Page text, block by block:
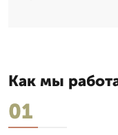
Как мы
01